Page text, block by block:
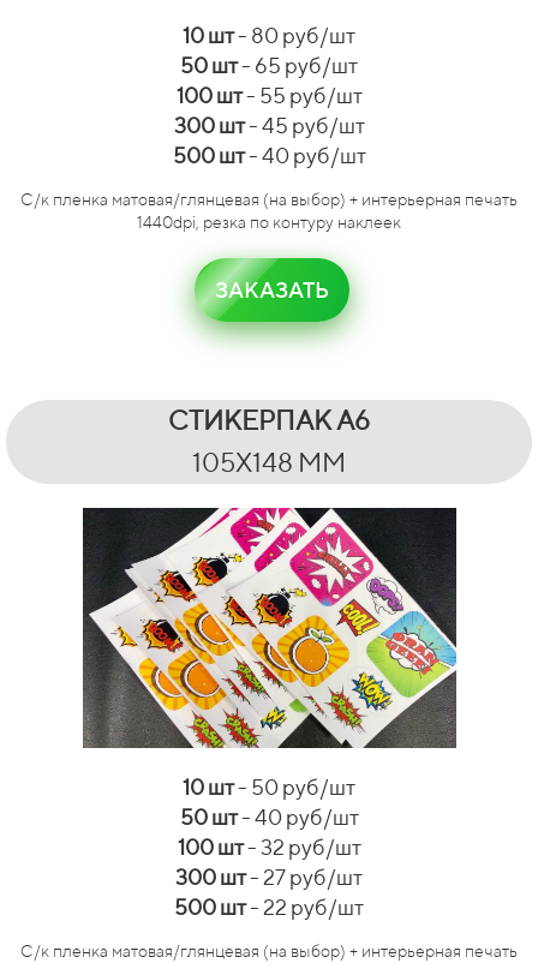
10 шт- 80 руб/шт
50 шт- 65 руб/шт
100 шт- 55 руб/шт
300 шт- 45 руб/шт
500 шт- 40 руб/шт
С/к пленка матовая/глянцевая (на выбор) + интерьерная печать
1440dpi, резка по контуру наклеек
ЗАКАЗАТЬ
СТИКЕРПАК А6
105Х148 ММ
10 шт- 50 руб/шт
50 шт- 40 руб/шт
100 шт- 32 руб/шт
300 шт- 27 руб/шт
500 шт- 22 руб/шт
С/к пленка матовая/глянцевая (на выбор) + интерьерная печать